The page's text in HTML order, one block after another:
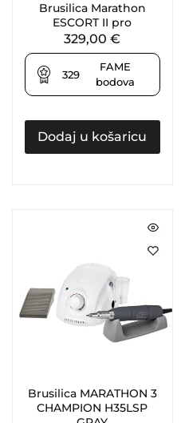
Brusilica Marathon
ESCORT II pro
329,00€
329
FAME
bodova
Dodaj u košaricu
Brusilica MARATHON 3
CHAMPION H35LSP